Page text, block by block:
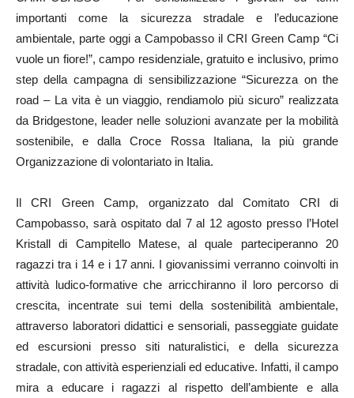
importanti come la sicurezza stradale e l’educazione
ambientale, parte oggi a Campobasso il CRI Green Camp “Ci
vuole un fiore!”, campo residenziale, gratuito e inclusivo, primo
step della campagna di sensibilizzazione “Sicurezza on the
road – La vita è un viaggio, rendiamolo più sicuro” realizzata
da Bridgestone, leader nelle soluzioni avanzate per la mobilità
sostenibile, e dalla Croce Rossa Italiana, la più grande
Organizzazione di volontariato in Italia.
Il CRI Green Camp, organizzato dal Comitato CRI di
Campobasso, sarà ospitato dal 7 al 12 agosto presso l’Hotel
Kristall di Campitello Matese, al quale parteciperanno 20
ragazzi tra i 14 e i 17 anni. I giovanissimi verranno coinvolti in
attività ludico-formative che arricchiranno il loro percorso di
crescita, incentrate sui temi della sostenibilità ambientale,
attraverso laboratori didattici e sensoriali, passeggiate guidate
ed escursioni presso siti naturalistici, e della sicurezza
stradale, con attività esperienziali ed educative. Infatti, il campo
mira a educare i ragazzi al rispetto dell’ambiente e alla